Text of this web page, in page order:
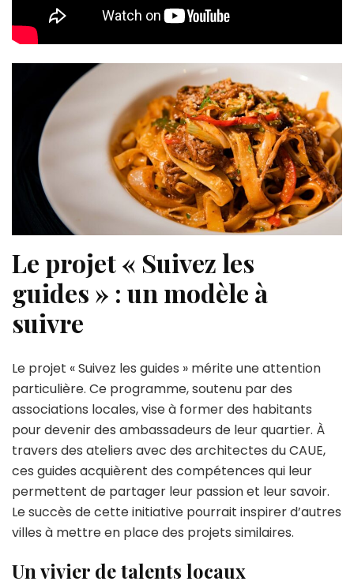
Le projet « Suivez les
guides » : un modèle à
suivre
Le projet « Suivez les guides » mérite une attention
particulière. Ce programme, soutenu par des
associations locales, vise à former des habitants
pour devenir des ambassadeurs de leur quartier. À
travers des ateliers avec des architectes du CAUE,
ces guides acquièrent des compétences qui leur
permettent de partager leur passion et leur savoir.
Le succès de cette initiative pourrait inspirer d’autres
villes à mettre en place des projets similaires.
Un vivier de talents locaux